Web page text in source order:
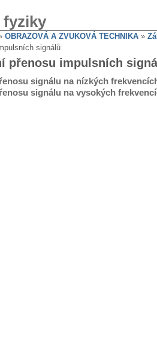
fyziky
OBRAZOVÁ A ZVUKOVÁ TECHNIKA »
signálů
přenosu impulsních
signálu na nízkých
signálu na vysokých